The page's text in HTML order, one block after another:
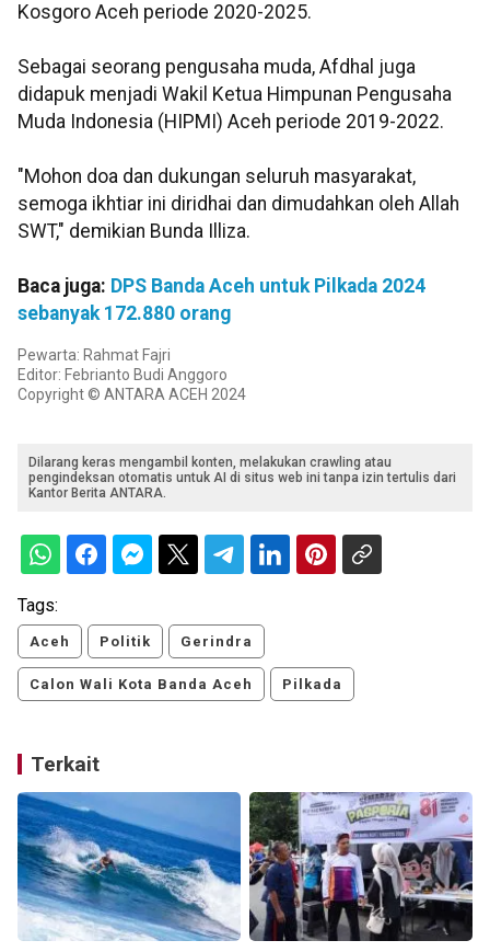
Kosgoro Aceh periode 2020-2025.
Sebagai seorang pengusaha muda, Afdhal juga
didapuk menjadi Wakil Ketua Himpunan Pengusaha
Muda Indonesia (HIPMI) Aceh periode 2019-2022.
"Mohon doa dan dukungan seluruh masyarakat,
semoga ikhtiar ini diridhai dan dimudahkan oleh Allah
SWT," demikian Bunda Illiza.
Baca juga: DPS Banda Aceh untuk Pilkada 2024
sebanyak 172.880 orang
Pewarta: Rahmat Fajri
Editor: Febrianto Budi Anggoro
Copyright © ANTARA ACEH 2024
Dilarang keras mengambil konten, melakukan crawling atau
pengindeksan otomatis untuk AI di situs web ini tanpa izin tertulis dari
Kantor Berita ANTARA.
Tags:
Aceh Politik Gerindra
Calon Wali Kota Banda Aceh Pilkada
Terkait